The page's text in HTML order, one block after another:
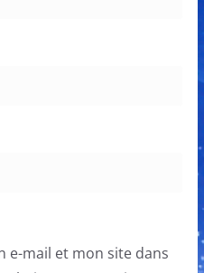
e-mail et mon site dans